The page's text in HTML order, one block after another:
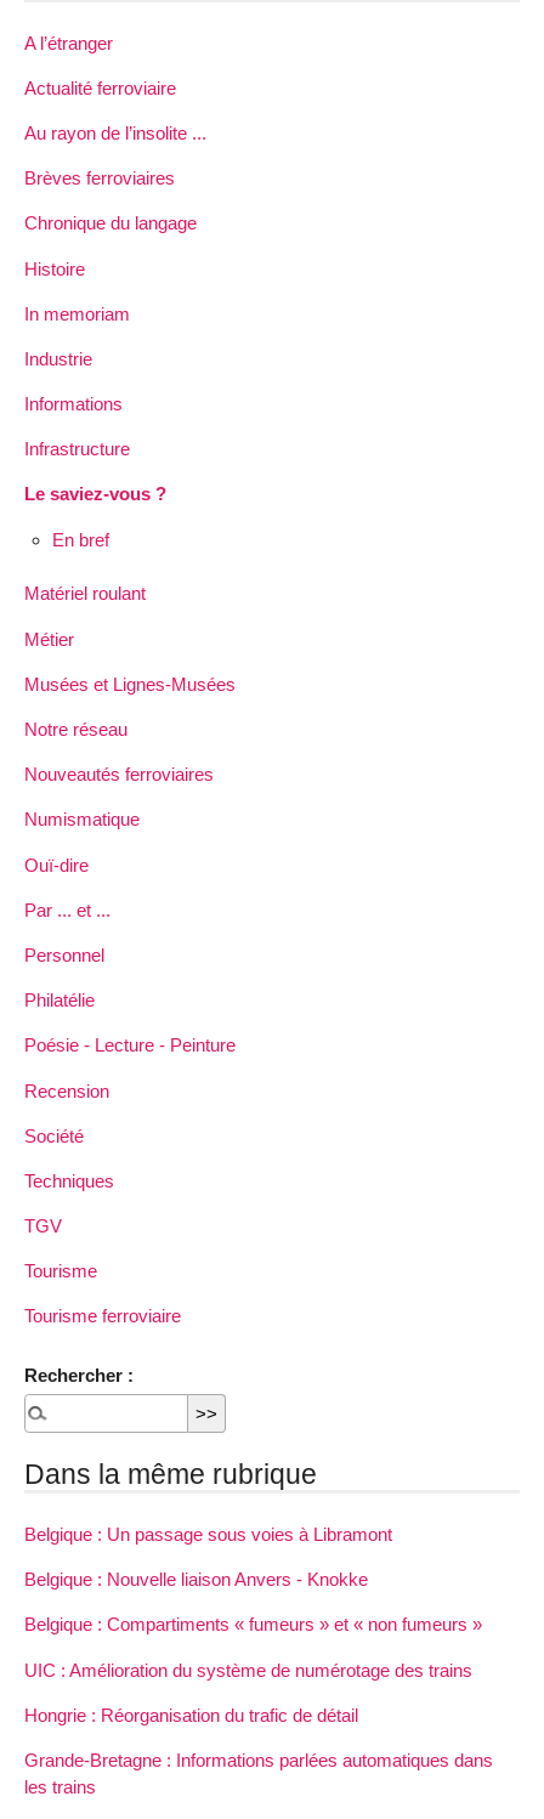
A l’étranger
Actualité ferroviaire
Au rayon de l’insolite ...
Brèves ferroviaires
Chronique du langage
Histoire
In memoriam
Industrie
Informations
Infrastructure
Le saviez-vous ?
En bref
Matériel roulant
Métier
Musées et Lignes-Musées
Notre réseau
Nouveautés ferroviaires
Numismatique
Ouï-dire
Par ... et ...
Personnel
Philatélie
Poésie - Lecture - Peinture
Recension
Société
Techniques
TGV
Tourisme
Tourisme ferroviaire
Rechercher :
Dans la même rubrique
Belgique : Un passage sous voies à Libramont
Belgique : Nouvelle liaison Anvers - Knokke
Belgique : Compartiments « fumeurs » et « non fumeurs »
UIC : Amélioration du système de numérotage des trains
Hongrie : Réorganisation du trafic de détail
Grande-Bretagne : Informations parlées automatiques dans
les trains